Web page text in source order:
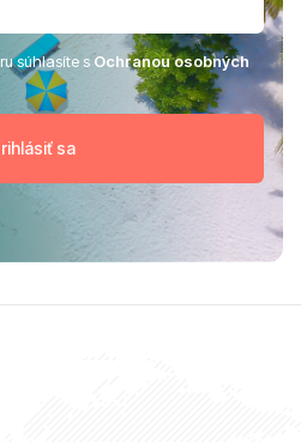
súhlasíte sOchranou osobných